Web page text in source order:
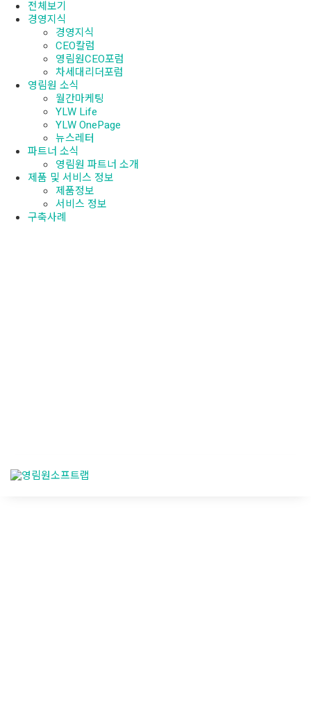
전체보기
경영지식
경영지식
CEO칼럼
영림원CEO포럼
차세대리더포럼
영림원 소식
월간마케팅
YLW Life
YLW OnePage
뉴스레터
파트너 소식
영림원 파트너 소개
제품 및 서비스 정보
제품정보
서비스 정보
구축사례